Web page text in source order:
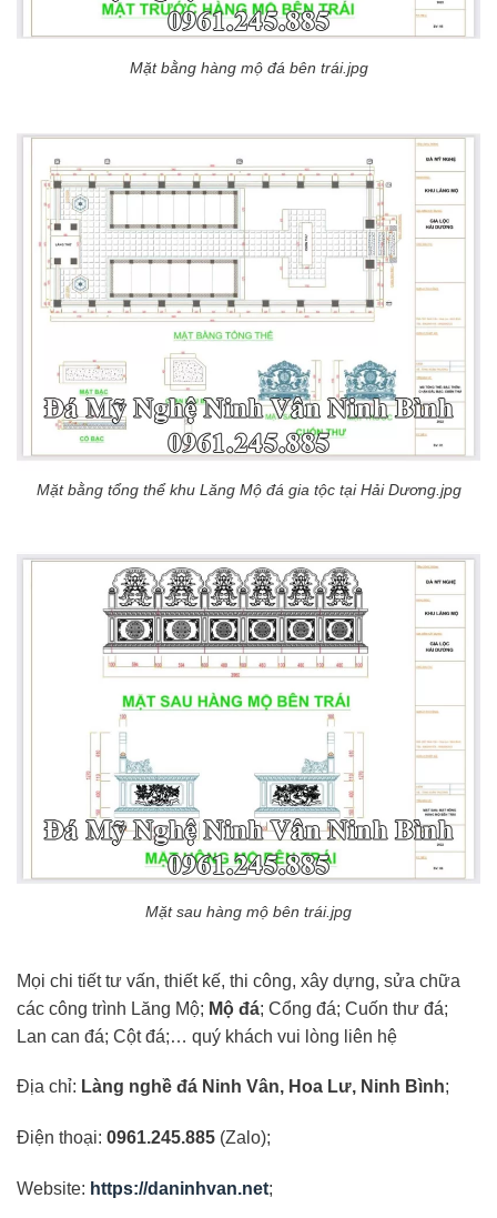
Mặt bằng hàng mộ đá bên trái.jpg
Mặt bằng tổng thể khu Lăng Mộ đá gia tộc tại Hải Dương.jpg
Mặt sau hàng mộ bên trái.jpg
Mọi chi tiết tư vấn, thiết kế, thi công, xây dựng, sửa chữa
các công trình Lăng Mộ; Mộ đá; Cổng đá; Cuốn thư đá;
Lan can đá; Cột đá;… quý khách vui lòng liên hệ
Địa chỉ: Làng nghề đá Ninh Vân, Hoa Lư, Ninh Bình;
Điện thoại: 0961.245.885 (Zalo);
Website: https://daninhvan.net;